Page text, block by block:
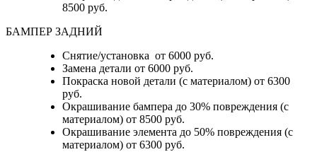
8500 руб.
БАМПЕР ЗАДНИЙ
Снятие/установка от 6000 руб.
Замена детали от 6000 руб.
Покраска новой детали (с материалом) от 6300
руб.
Окрашивание бампера до 30% повреждения (с
материалом) от 8500 руб.
Окрашивание элемента до 50% повреждения (с
материалом) от 6300 руб.